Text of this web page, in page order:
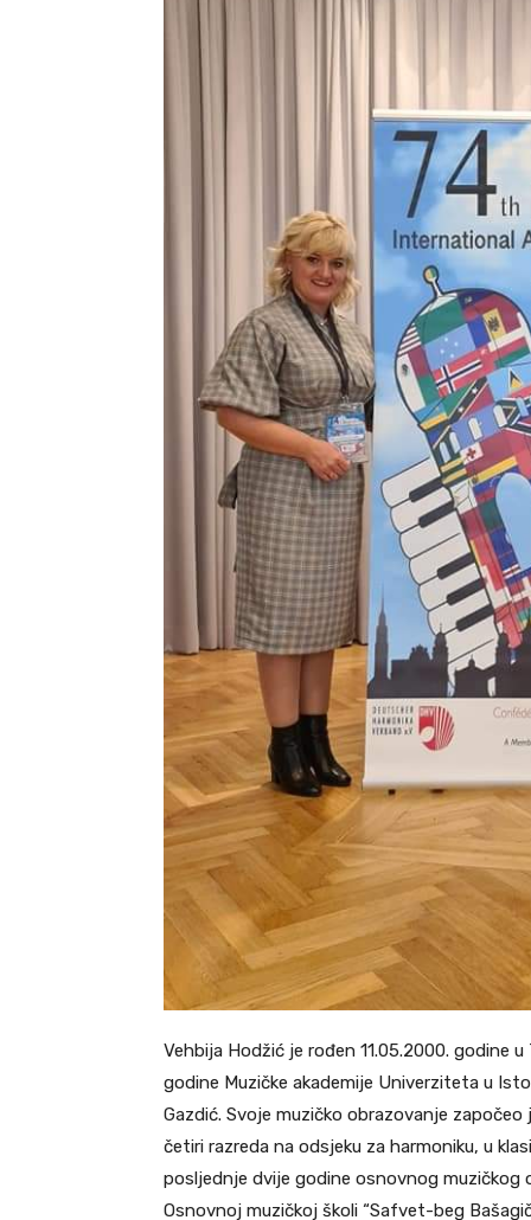
Vehbija Hodžić je rođen 11.05.2000. godine
godine Muzičke akademije Univerziteta u
Gazdić. Svoje muzičko obrazovanje
četiri razreda na odsjeku za harmoniku, u
posljednje dvije godine osnovnog muzičkog
Osnovnoj muzičkoj školi “Safvet-beg